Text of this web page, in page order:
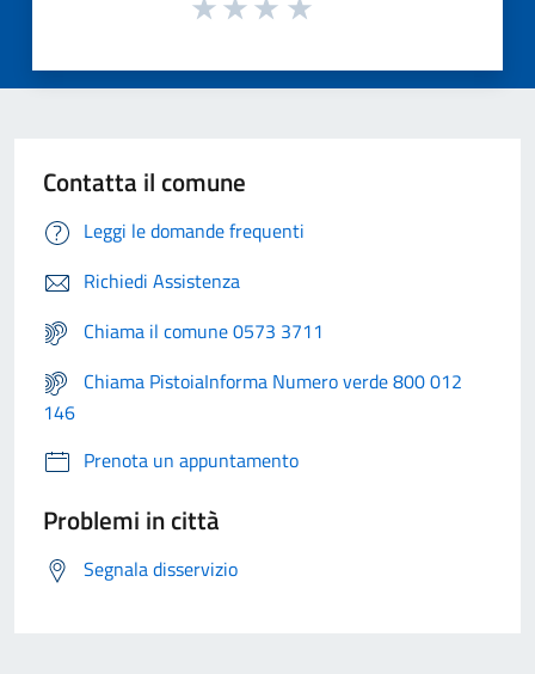
Contatta il comune
Leggi le domande frequenti
Richiedi Assistenza
Chiama il comune 0573 3711
Chiama PistoiaInforma Numero verde 800 012
146
Prenota un appuntamento
Problemi in città
Segnala disservizio